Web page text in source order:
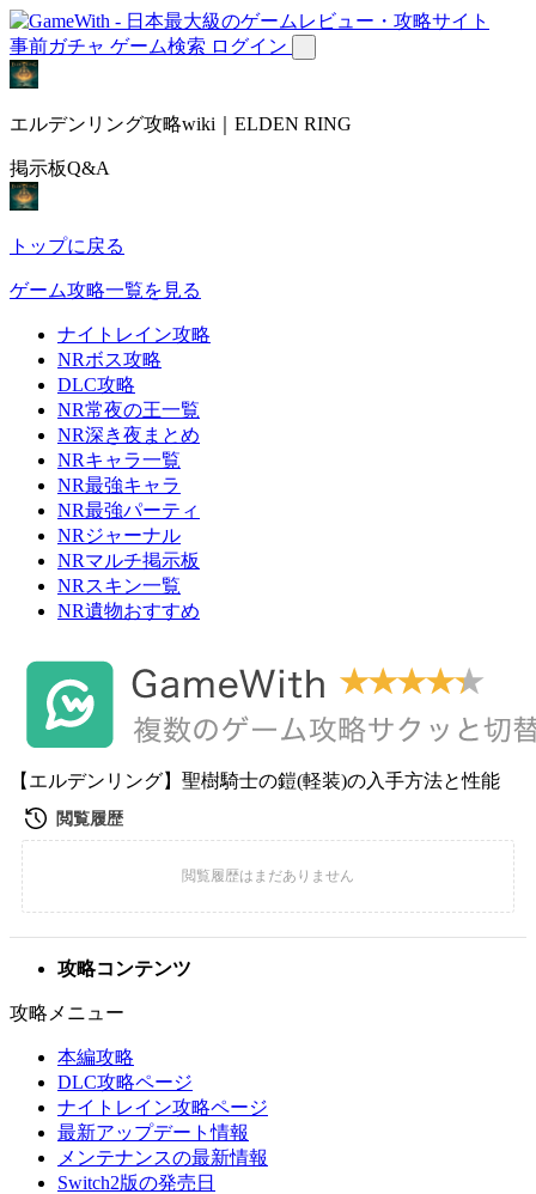
事前ガチャ ゲーム検索 ログイン
エルデンリング攻略wiki｜ELDEN RING
掲示板Q&A
トップに戻る
ゲーム攻略一覧を見る
ナイトレイン攻略
NRボス攻略
DLC攻略
NR常夜の王一覧
NR深き夜まとめ
NRキャラ一覧
NR最強キャラ
NR最強パーティ
NRジャーナル
NRマルチ掲示板
NRスキン一覧
NR遺物おすすめ
【エルデンリング】聖樹騎士の鎧(軽装)の入手方法と性能
攻略コンテンツ
攻略メニュー
本編攻略
DLC攻略ページ
ナイトレイン攻略ページ
最新アップデート情報
メンテナンスの最新情報
Switch2版の発売日